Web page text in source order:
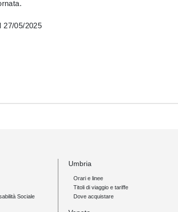
27/05/2025
Sociale
Umbria
Orari e linee
Titoli di viaggio e tariffe
Dove acquistare